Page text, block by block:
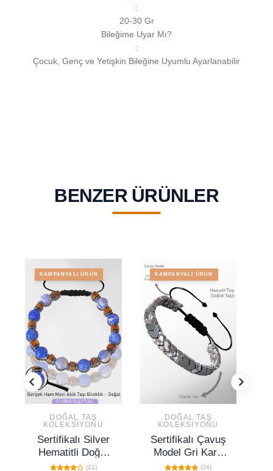
:
20-30 Gr
Bileğime Uyar Mı?
:
Çocuk, Genç ve Yetişkin Bileğine Uyumlu Ayarlanabilir
BENZER ÜRÜNLER
KAMPANYALI ÜRÜN
DOĞAL TAŞ
KOLEKSIYONU
Sertifikalı Silver
Hematitli Doğal
Mavi Akik Taşı
(21)
KAMPANYALI ÜRÜN
DOĞAL TAŞ
KOLEKSIYONU
Sertifikalı Çavuş
Model Gri Karlı
Kuvars - Hematit
(24)